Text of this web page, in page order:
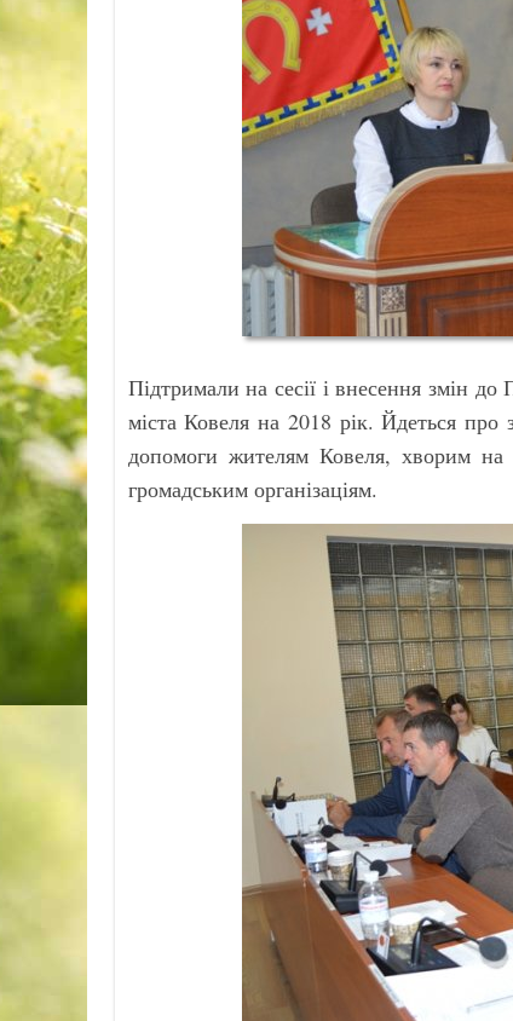
Підтримали на сесії і внесення змін
міста Ковеля на 2018 рік. Йдеться про
допомоги жителям Ковеля, хворим на
громадським організаціям.